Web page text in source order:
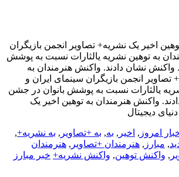
اخیر یک نشریه+ تصاویر انجمن بازیگران
به توهین نشریه یالثارات نسبت به پوشش
نشان دادند. واکنش هنرمندان به
تصاویر انجمن بازیگران سینمای ایران و
یالثارات نسبت به پوشش بانوان در جشن
واکنش هنرمندان به توهین اخیر یک
دیجیتال
امروز , اخیر , به, به +تصاویر , به نشریه+,
, مبارز , هنرمندان +تصاویر , هنرمندان
, واکنش توهین, واکنش نشریه+ خبر مبارز